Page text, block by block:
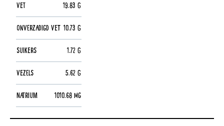
Vet 19.83 g
Onverzadigd vet 10.73 g
Suikers 1.72 g
Vezels 5.62 g
Natrium 1010.68 mg